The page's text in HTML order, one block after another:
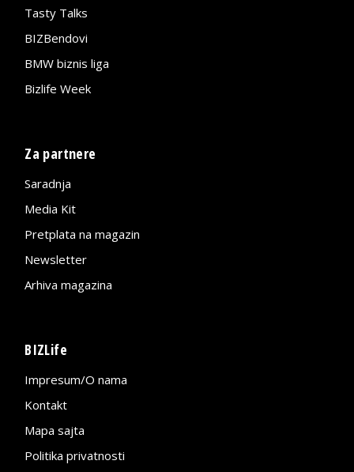
Tasty Talks
BIZBendovi
BMW biznis liga
Bizlife Week
Za partnere
Saradnja
Media Kit
Pretplata na magazin
Newsletter
Arhiva magazina
BIZLife
Impresum/O nama
Kontakt
Mapa sajta
Politika privatnosti